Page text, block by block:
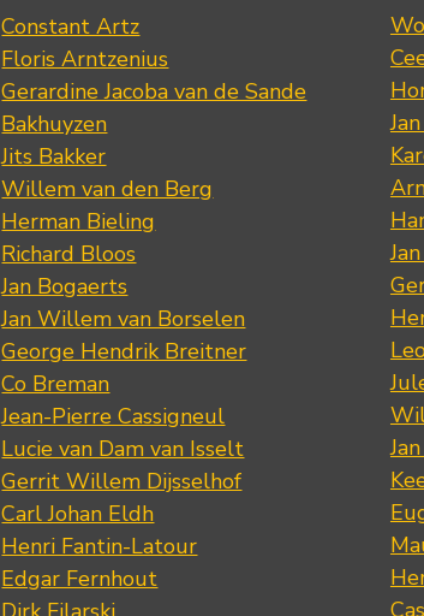
Constant Artz
Floris Arntzenius
Gerardine Jacoba van de Sande
Bakhuyzen
Jits Bakker
Willem van den Berg
Herman Bieling
Richard Bloos
Jan Bogaerts
Jan Willem van Borselen
George Hendrik Breitner
Co Breman
Jean-Pierre Cassigneul
Lucie van Dam van Isselt
Gerrit Willem Dijsselhof
Carl Johan Eldh
Henri Fantin-Latour
Edgar Fernhout